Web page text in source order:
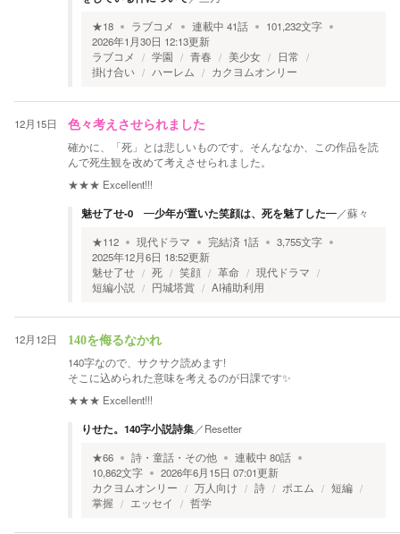
★18 ラブコメ 連載中 41話 101,232文字
2026年1月30日 12:13更新
ラブコメ
学園 青春 美少女
日常
掛け合い
ハーレム カクヨムオンリー
12月15日 色々考えさせられました
確かに、「死」とは悲しいものです。そんななか、この作品を読
んで死生観を改めて考えさせられました。
★★★ Excellent!!!
魅せ了せ-0 ―少年が置いた笑顔は、死を魅了した―／蘇々
★112 現代ドラマ 完結済 1話 3,755文字
2025年12月6日 18:52更新
魅せ了せ
死 笑顔 革命
現代ドラマ
短編小説
円城塔賞 AI補助利用
12月12日 140を侮るなかれ
140字なので、サクサク読めます!
そこに込められた意味を考えるのが日課です✨
★★★ Excellent!!!
りせた。140字小説詩集／Resetter
★66 詩・童話・その他 連載中 80話
10,862文字 2026年6月15日 07:01更新
カクヨムオンリー
万人向け 詩 ポエム
短編
掌握
エッセイ 哲学